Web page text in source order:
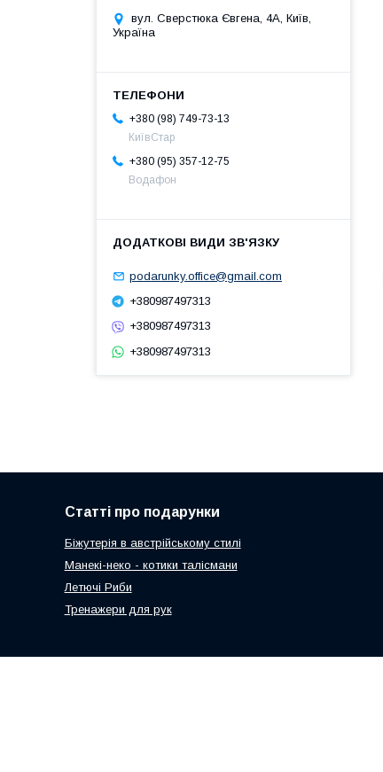
вул. Сверстюка Євгена, 4А, Київ,
Україна
+380 (98) 749-73-13
КиївСтар
+380 (95) 357-12-75
Водафон
podarunky.office@gmail.com
+380987497313
+380987497313
+380987497313
Статті про подарунки
Біжутерія в австрійському стилі
Манекі-неко - котики талісмани
Летючі Риби
Тренажери для рук